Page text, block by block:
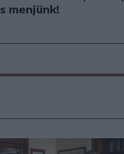
s menjünk!